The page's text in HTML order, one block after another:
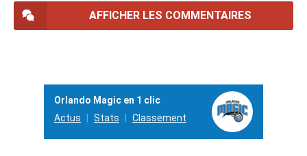
AFFICHER LES COMMENTAIRES
Orlando Magic en 1 clic
Actus
Stats Classement